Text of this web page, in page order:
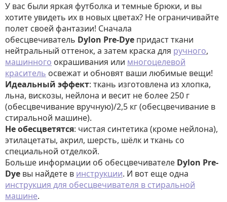
У вас были яркая футболка и темные брюки, и вы
хотите увидеть их в новых цветах? Не ограничивайте
полет своей фантазии! Сначала
обесцвечиватель Dylon Pre-Dye придаст ткани
нейтральный оттенок, а затем краска для ручного,
машинного окрашивания или многоцелевой
краситель освежат и обновят ваши любимые вещи!
Идеальный эффект: ткань изготовлена из хлопка,
льна, вискозы, нейлона и весит не более 250 г
(обесцвечивание вручную)/2,5 кг (обесцвечивание в
стиральной машине).
Не обесцветятся: чистая синтетика (кроме нейлона),
этилацетаты, акрил, шерсть, шёлк и ткань со
специальной отделкой.
Больше информации об обесцвечивателе Dylon Pre-
Dye вы найдете в инструкции. И вот еще одна
инструкция для обесцвечивателя в стиральной
машине.